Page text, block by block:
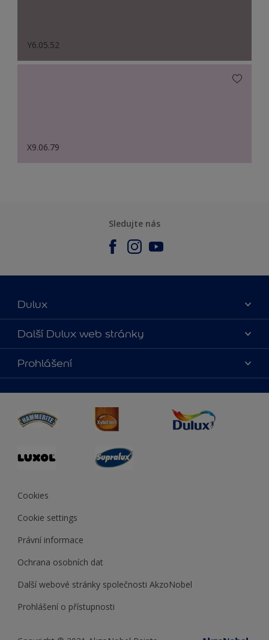
Y6.05.52
X9.06.79
Sledujte nás
Dulux
O nás
Kontaktujte nás
Najít obchod
Další Dulux web stránky
duluxmalir.cz
duluxmaliar.sk
duluxprodejnabarev.cz
duluxpredajnafarieb.sk
Prohlášení
Cookies
Cookie settings
Právní informace
Ochrana osobních dat
Další webové stránky společnosti AkzoNobel
Prohlášení o přístupnosti